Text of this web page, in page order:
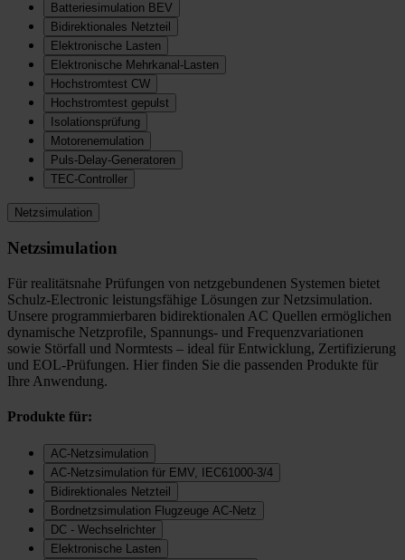
Batteriesimulation BEV
Bidirektionales Netzteil
Elektronische Lasten
Elektronische Mehrkanal-Lasten
Hochstromtest CW
Hochstromtest gepulst
Isolationsprüfung
Motorenemulation
Puls-Delay-Generatoren
TEC-Controller
Netzsimulation
Netzsimulation
Für realitätsnahe Prüfungen von netzgebundenen Systemen bietet
Schulz-Electronic leistungsfähige Lösungen zur Netzsimulation.
Unsere programmierbaren bidirektionalen AC Quellen ermöglichen
dynamische Netzprofile, Spannungs- und Frequenzvariationen
sowie Störfall und Normtests – ideal für Entwicklung, Zertifizierung
und EOL-Prüfungen. Hier finden Sie die passenden Produkte für
Ihre Anwendung.
Produkte für:
AC-Netzsimulation
AC-Netzsimulation für EMV, IEC61000-3/4
Bidirektionales Netzteil
Bordnetzsimulation Flugzeuge AC-Netz
DC - Wechselrichter
Elektronische Lasten